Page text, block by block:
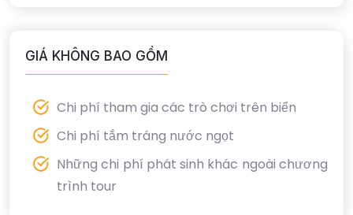
GIÁ KHÔNG BAO GỒM
Chi phí tham gia các trò chơi trên biển
Chi phí tắm tráng nước ngọt
Những chi phí phát sinh khác ngoài chương
trình tour